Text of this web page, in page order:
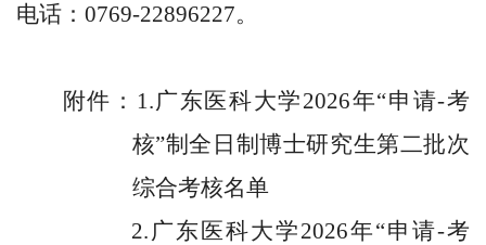
电话：0769-22896227。
附件：1.广东医科大学2026年“申请-考
核”制全日制博士研究生第二批次
综合考核名单
2.广东医科大学2026年“申请-考